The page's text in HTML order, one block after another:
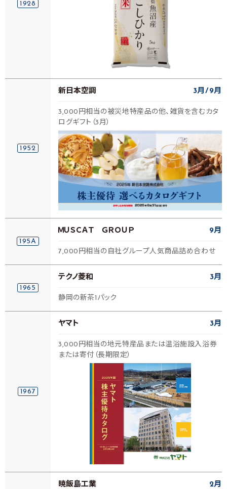
1928
1952
新日本空調 3月 9月
3,000円相当の被災地特産品の他、雑貨を含むカタ
ログギフト（3月）
195A
ＭＵＳＣＡＴ ＧＲＯＵＰ 9月
7,000円相当の自社グループ人気商品詰め合わせ
1965
テクノ菱和 3月
静岡の新茶1パック
1967
ヤマト 3月
3,000円相当の地元特産品または温浴施設入浴券
または寄付（長期限定）
暁飯島工業 2月